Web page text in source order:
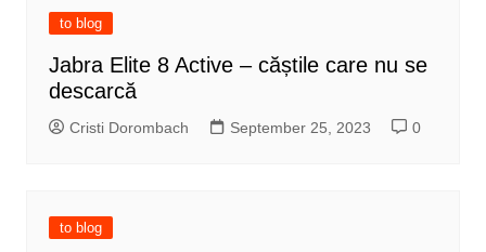
to blog
Jabra Elite 8 Active – căștile care nu se
descarcă
Cristi Dorombach September 25, 2023 0
to blog